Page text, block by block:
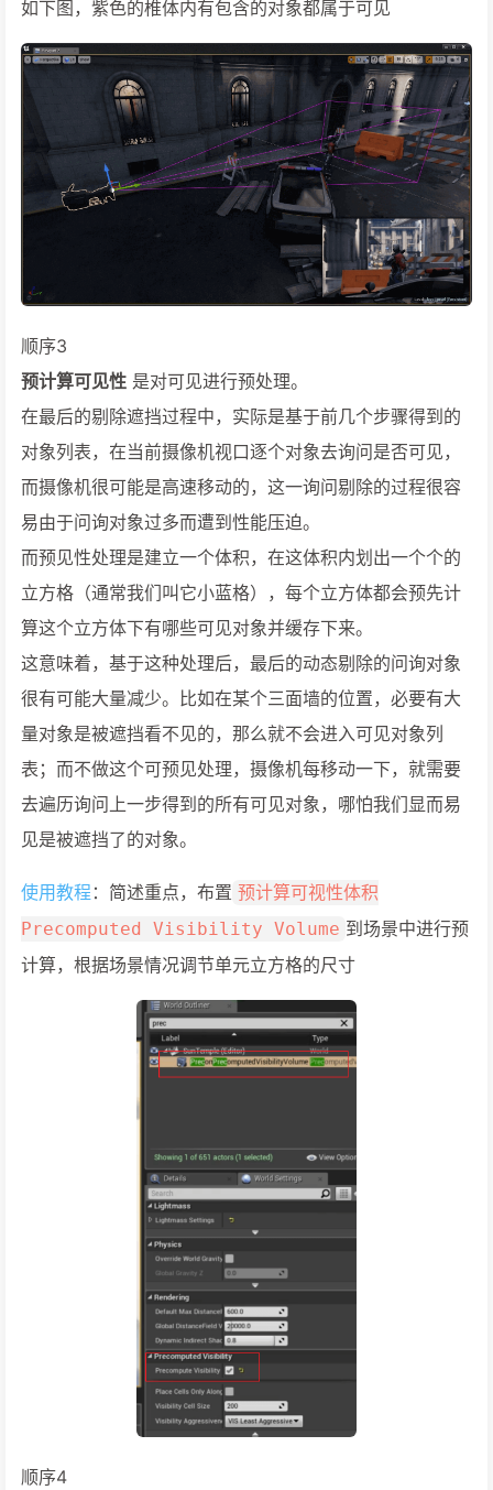
如下图，紫色的椎体内有包含的对象都属于可见
顺序3
预计算可见性 是对可见进行预处理。
在最后的剔除遮挡过程中，实际是基于前几个步骤得到的
对象列表，在当前摄像机视口逐个对象去询问是否可见，
而摄像机很可能是高速移动的，这一询问剔除的过程很容
易由于问询对象过多而遭到性能压迫。
而预见性处理是建立一个体积，在这体积内划出一个个的
立方格（通常我们叫它小蓝格），每个立方体都会预先计
算这个立方体下有哪些可见对象并缓存下来。
这意味着，基于这种处理后，最后的动态剔除的问询对象
很有可能大量减少。比如在某个三面墙的位置，必要有大
量对象是被遮挡看不见的，那么就不会进入可见对象列
表；而不做这个可预见处理，摄像机每移动一下，就需要
去遍历询问上一步得到的所有可见对象，哪怕我们显而易
见是被遮挡了的对象。
使用教程 ：简述重点，布置 预计算可视性体积
Precomputed Visibility Volume 到场景中进行预
计算，根据场景情况调节单元立方格的尺寸
顺序4